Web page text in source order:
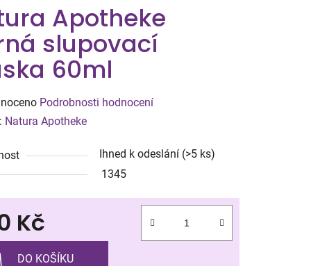
Apotheke
slupovací
60ml
Podrobnosti hodnocení
Natura Apotheke
Ihned k odeslání (>5 ks)
1345
Kč
DO KOŠÍKU